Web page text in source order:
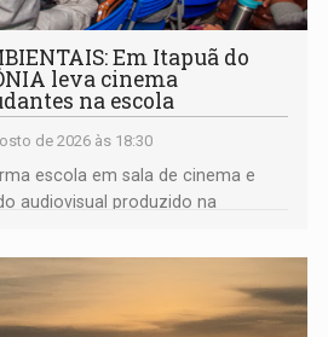
Em Itapuã do
leva cinema
na escola
de 2026 às 18:30
escola em sala de cinema e
audiovisual produzido na